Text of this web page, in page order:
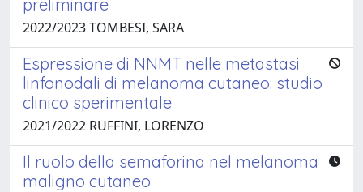
preliminare
2022/2023 TOMBESI, SARA
Espressione di NNMT nelle metastasi
linfonodali di melanoma cutaneo: studio
clinico sperimentale
2021/2022 RUFFINI, LORENZO
Il ruolo della semaforina nel melanoma
maligno cutaneo